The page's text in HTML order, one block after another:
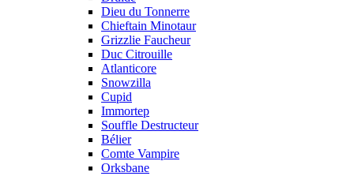
Dieu du Tonnerre
Chieftain Minotaur
Grizzlie Faucheur
Duc Citrouille
Atlanticore
Snowzilla
Cupid
Immortep
Souffle Destructeur
Bélier
Comte Vampire
Orksbane